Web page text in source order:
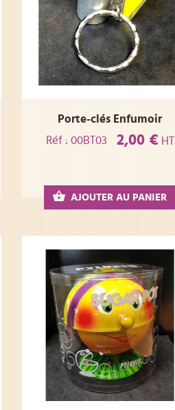
Porte-clés Enfumoir
Réf : 00BT03
2,00 € HT
AJOUTER AU PANIER